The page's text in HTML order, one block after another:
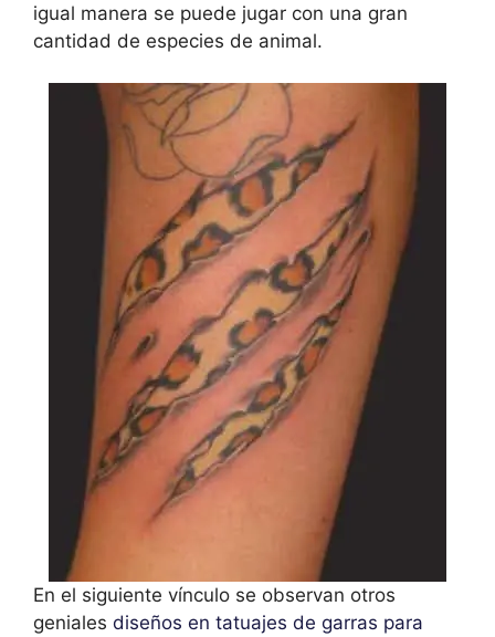
igual manera se puede jugar con una gran
cantidad de especies de animal.
En el siguiente vínculo se observan otros
geniales diseños en tatuajes de garras para